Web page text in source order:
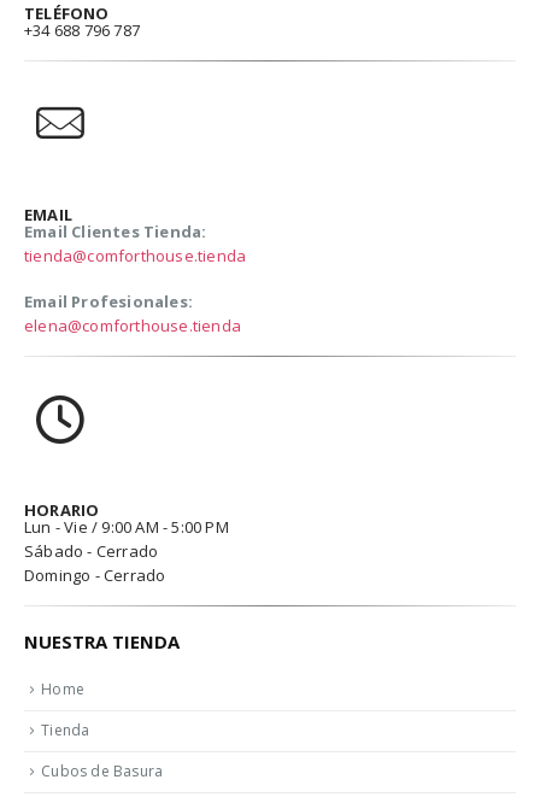
TELÉFONO
+34 688 796 787
EMAIL
Email Clientes Tienda:
tienda@comforthouse.tienda
Email Profesionales:
elena@comforthouse.tienda
HORARIO
Lun - Vie / 9:00 AM - 5:00 PM
Sábado - Cerrado
Domingo - Cerrado
NUESTRA TIENDA
Home
Tienda
Cubos de Basura